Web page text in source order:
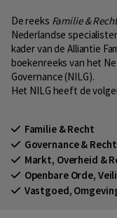
De reeks Familie & Recht
Nederlandse
kader van de Alliantie
boekenreeks van het
Governance (NILG).
Het NILG heeft de
Familie & Recht
Governance & Recht
Markt, Overheid &
Openbare Orde,
Vastgoed,